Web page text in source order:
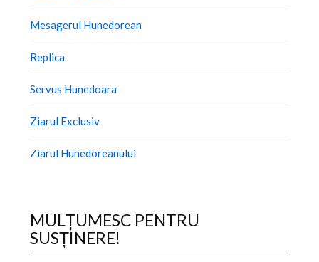
Mesagerul Hunedorean
Replica
Servus Hunedoara
Ziarul Exclusiv
Ziarul Hunedoreanului
MULȚUMESC PENTRU
SUSȚINERE!